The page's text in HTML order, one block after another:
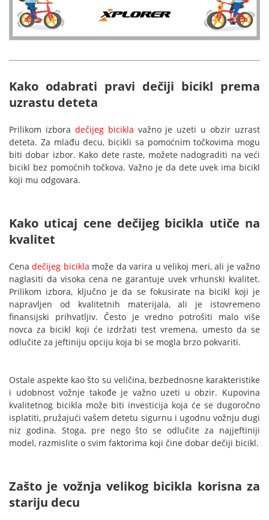
Kako odabrati pravi dečiji bicikl prema
uzrastu deteta
Prilikom izbora dečijeg bicikla važno je uzeti u obzir uzrast
deteta. Za mlađu decu, bicikli sa pomoćnim točkovima mogu
biti dobar izbor. Kako dete raste, možete nadograditi na veći
bicikl bez pomoćnih točkova. Važno je da dete uvek ima bicikl
koji mu odgovara.
Kako uticaj cene dečijeg bicikla utiče na
kvalitet
Cenadečijeg bicikla može da varira u velikoj meri, ali je važno
naglasiti da visoka cena ne garantuje uvek vrhunski kvalitet.
Prilikom izbora, ključno je da se fokusirate na bicikl koji je
napravljen od kvalitetnih materijala, ali je istovremeno
finansijski prihvatljiv. Često je vredno potrošiti malo više
novca za bicikl koji će izdržati test vremena, umesto da se
odlučite za jeftiniju opciju koja bi se mogla brzo pokvariti.
Ostale aspekte kao što su veličina, bezbednosne karakteristike
i udobnost vožnje takođe je važno uzeti u obzir. Kupovina
kvalitetnog bicikla može biti investicija koja će se dugoročno
isplatiti, pružajući vašem detetu sigurnu i ugodnu vožnju dugi
niz godina. Stoga, pre nego što se odlučite za najjeftiniji
model, razmislite o svim faktorima koji čine dobar dečiji bicikl.
Zašto je vožnja velikog bicikla korisna za
stariju decu